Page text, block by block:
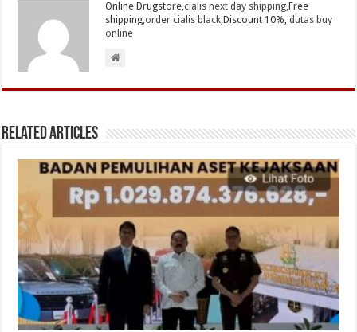
Online Drugstore,cialis next day shipping,Free
shipping,order cialis black,Discount 10%,dutas buy
online
Related Articles